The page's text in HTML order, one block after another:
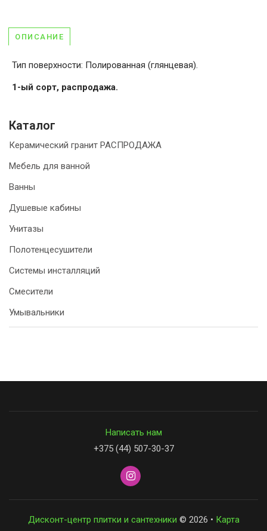
ОПИСАНИЕ
Тип поверхности: Полированная (глянцевая).
1-ый сорт, распродажа.
Каталог
Керамический гранит РАСПРОДАЖА
Мебель для ванной
Ванны
Душевые кабины
Унитазы
Полотенцесушители
Системы инсталляций
Смесители
Умывальники
Написать нам
+375 (44) 507-30-37
Дисконт-центр плитки и сантехники © 2026 • Карта